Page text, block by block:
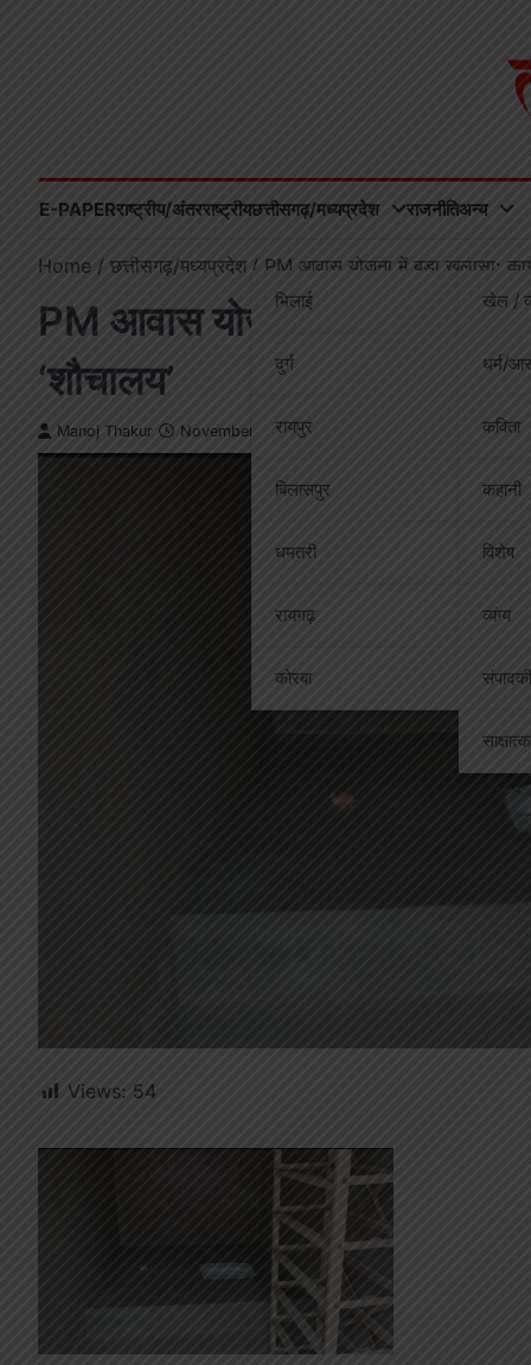
E-PAPERराष्ट्रीय/अंतरराष्ट्रीयछत्तीसगढ़/मध्यप्रदेश
भिलाई
दुर्ग
रायपुर
बिलासपुर
धमतरी
रायगढ़
कोरबा
राजनीतिअन्य
खेल /
धर्म/
कविता
कहानी
विशेष
व्यंग्य
Home छत्तीसगढ़/मध्यप्रदेश PM आवास योजना में बड़ा खुलासा:
PM आवास योजना में बड़ा खुलासा:
‘शौचालय’
Manoj Thakur November 22, 2025
Views: 54